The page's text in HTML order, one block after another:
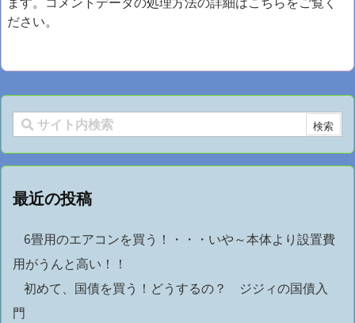
ださい。
最近の投稿
6畳用のエアコンを買う！・・・いや～本体より設置費
用がうんと高い！！
初めて、国債を買う！どうするの？ ジジィの国債入
門